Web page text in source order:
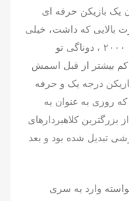
یک بازیکن حرفه ای
بالایی که داشت، خیلی
بین مردم مشهور شده بود. در اوایل دهه ۲۰۰۰ ، دوناگی تو
بیشتر از قبل اسمش
درجه یک و حرفه
روزی به عنوان یه
بزرگترین کلاهبردارهای
تبدیل شده بود و بعد
وارد یه سری